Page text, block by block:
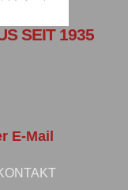
SEIT 1935
E-Mail